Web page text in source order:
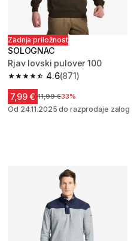
Zadnja priložnost
SOLOGNAC
Rjav lovski pulover 100
4.6
4.6 od 5 zvezdic from 871
(871)
7,99 € Cena pred znižanjem
11,99 €33%
Od 24.11.2025 do razprodaje zalog